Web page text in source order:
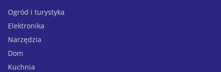
Ogród i turystyka
Elektronika
Narzędzia
Dom
Kuchnia